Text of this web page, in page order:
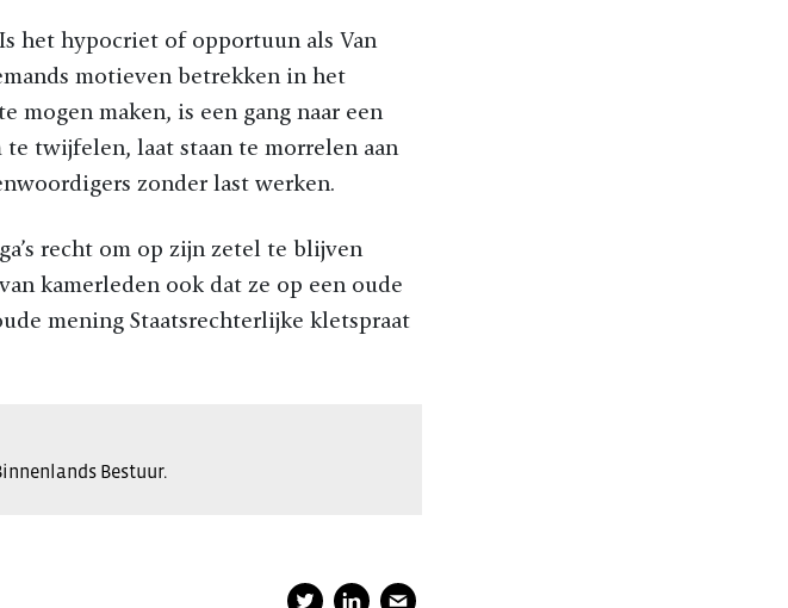
het hypocriet of opportuun als Van
motieven betrekken in het
mogen maken, is een gang naar een
twijfelen, laat staan te morrelen aan
zonder last werken.
recht om op zijn zetel te blijven
kamerleden ook dat ze op een oude
mening Staatsrechterlijke kletspraat
Bestuur.